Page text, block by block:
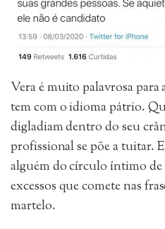
Vera é muito palavrosa
tem com o idioma pátrio.
digladiam dentro do seu
profissional se põe a tuitar.
alguém do círculo íntimo de
excessos que comete nas
martelo.